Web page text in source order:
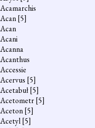
Acamarchis
Acan[5]
Acan
Acani
Acanna
Acanthus
Accessie
Acervus [5]
Acetabuł[5]
Acetometr[5]
Aceton[5]
Acetyl[5]